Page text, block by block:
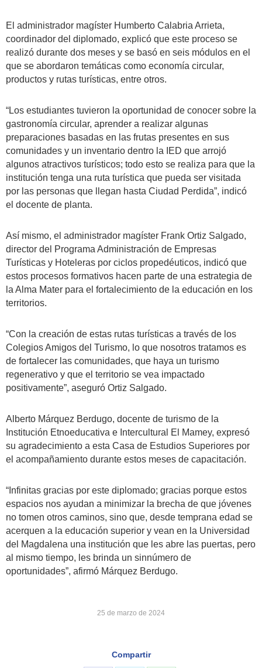
El administrador magíster Humberto Calabria Arrieta,
coordinador del diplomado, explicó que este proceso se
realizó durante dos meses y se basó en seis módulos en el
que se abordaron temáticas como economía circular,
productos y rutas turísticas, entre otros.
“Los estudiantes tuvieron la oportunidad de conocer sobre la
gastronomía circular, aprender a realizar algunas
preparaciones basadas en las frutas presentes en sus
comunidades y un inventario dentro la IED que arrojó
algunos atractivos turísticos; todo esto se realiza para que la
institución tenga una ruta turística que pueda ser visitada
por las personas que llegan hasta Ciudad Perdida”, indicó
el docente de planta.
Así mismo, el administrador magíster Frank Ortiz Salgado,
director del Programa Administración de Empresas
Turísticas y Hoteleras por ciclos propedéuticos, indicó que
estos procesos formativos hacen parte de una estrategia de
la Alma Mater para el fortalecimiento de la educación en los
territorios.
“Con la creación de estas rutas turísticas a través de los
Colegios Amigos del Turismo, lo que nosotros tratamos es
de fortalecer las comunidades, que haya un turismo
regenerativo y que el territorio se vea impactado
positivamente”, aseguró Ortiz Salgado.
Alberto Márquez Berdugo, docente de turismo de la
Institución Etnoeducativa e Intercultural El Mamey, expresó
su agradecimiento a esta Casa de Estudios Superiores por
el acompañamiento durante estos meses de capacitación.
“Infinitas gracias por este diplomado; gracias porque estos
espacios nos ayudan a minimizar la brecha de que jóvenes
no tomen otros caminos, sino que, desde temprana edad se
acerquen a la educación superior y vean en la Universidad
del Magdalena una institución que les abre las puertas, pero
al mismo tiempo, les brinda un sinnúmero de
oportunidades”, afirmó Márquez Berdugo.
25 de marzo de 2024
Compartir